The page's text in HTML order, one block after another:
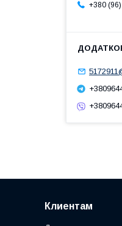
+380
Клиентам